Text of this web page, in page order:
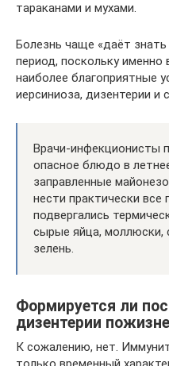
тараканами и мухами.
Болезнь чаще «даёт
период, поскольку
наиболее благоприятные
иерсиниоза, дизентерии и
Врачи-инфекционисты
опасное блюдо в
заправленные
нести практически
подвергались
сырые яйца, моллюски,
зелень.
Формируется ли
дизентерии
К сожалению, нет.